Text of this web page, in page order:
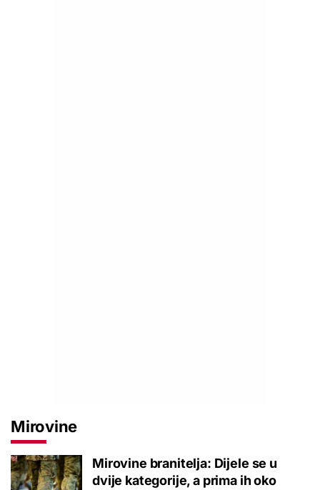
Mirovine
Mirovine branitelja: Dijele se u
dvije kategorije, a prima ih oko